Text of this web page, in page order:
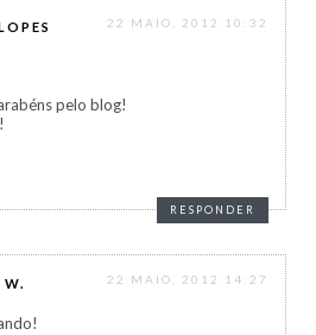
22 MAIO, 2012 10:32
pelo blog!
RESPONDER
W. 22 MAIO, 2012 14:27